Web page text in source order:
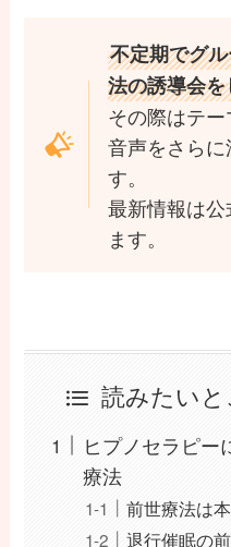
不定期でグ
法の誘導会
その際はテ
音声をさら
す。
最新情報は
ます。
読みたい
ヒプノセラピー
療法
前世療法は
退行催眠の